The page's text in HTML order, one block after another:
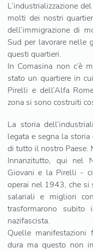
L’industrializzazione
molti dei nostri
dell’immigrazione di
Sud per lavorare nelle
questi quartieri.
In Comasina non c’è
stato un quartiere in
Pirelli e dell’Alfa
zona si sono costruiti
La storia
legata e segna la
di tutto il nostro Paese.
Innanzitutto, qui nel
Giovani e la Pirelli -
operai nel 1943, che si
salariali e migliori
trasformarono
nazifascista.
Quelle manifestazioni
dura ma questo non